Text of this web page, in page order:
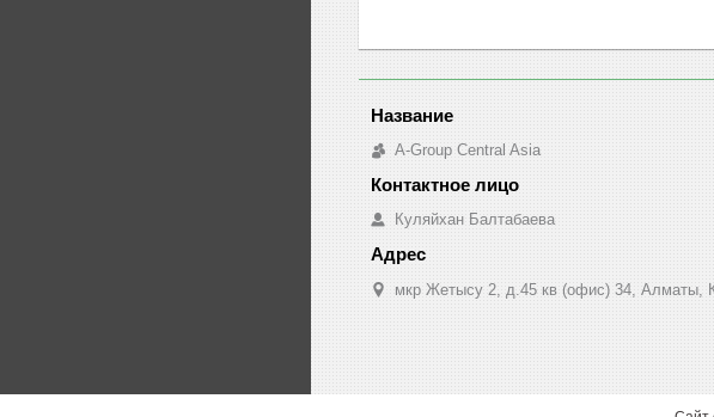
A-Group Central Asia
Куляйхан Балтабаева
мкр Жетысу 2, д.45 кв (офис) 34, Алматы,